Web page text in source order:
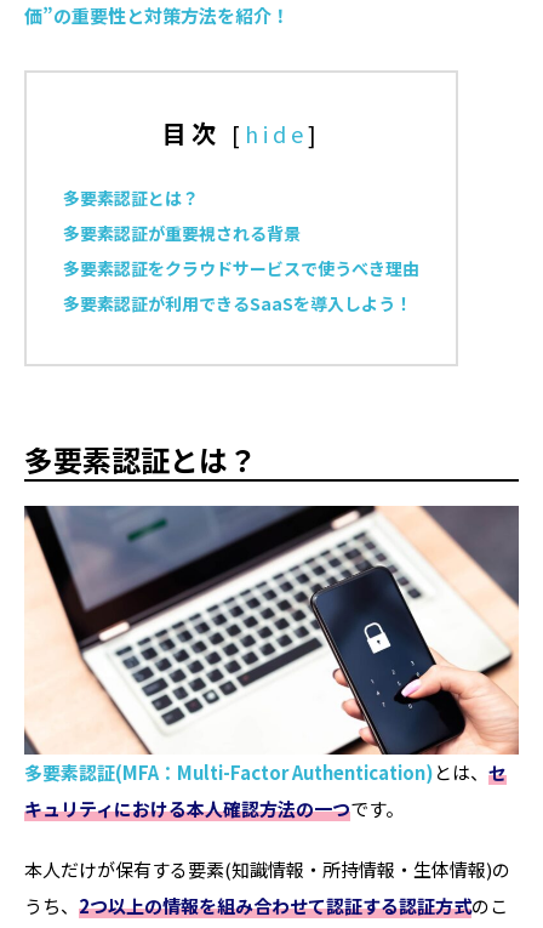
価”の重要性と対策方法を紹介！
目次 [ hide]
多要素認証とは？
多要素認証が重要視される背景
多要素認証をクラウドサービスで使うべき理由
多要素認証が利用できるSaaSを導入しよう！
多要素認証とは？
多要素認証(MFA：Multi-Factor Authentication)とは、 セ
キュリティにおける本人確認方法の一つです。
本人だけが保有する要素(知識情報・所持情報・生体情報)の
うち、 2つ以上の情報を組み合わせて認証する認証方式のこ